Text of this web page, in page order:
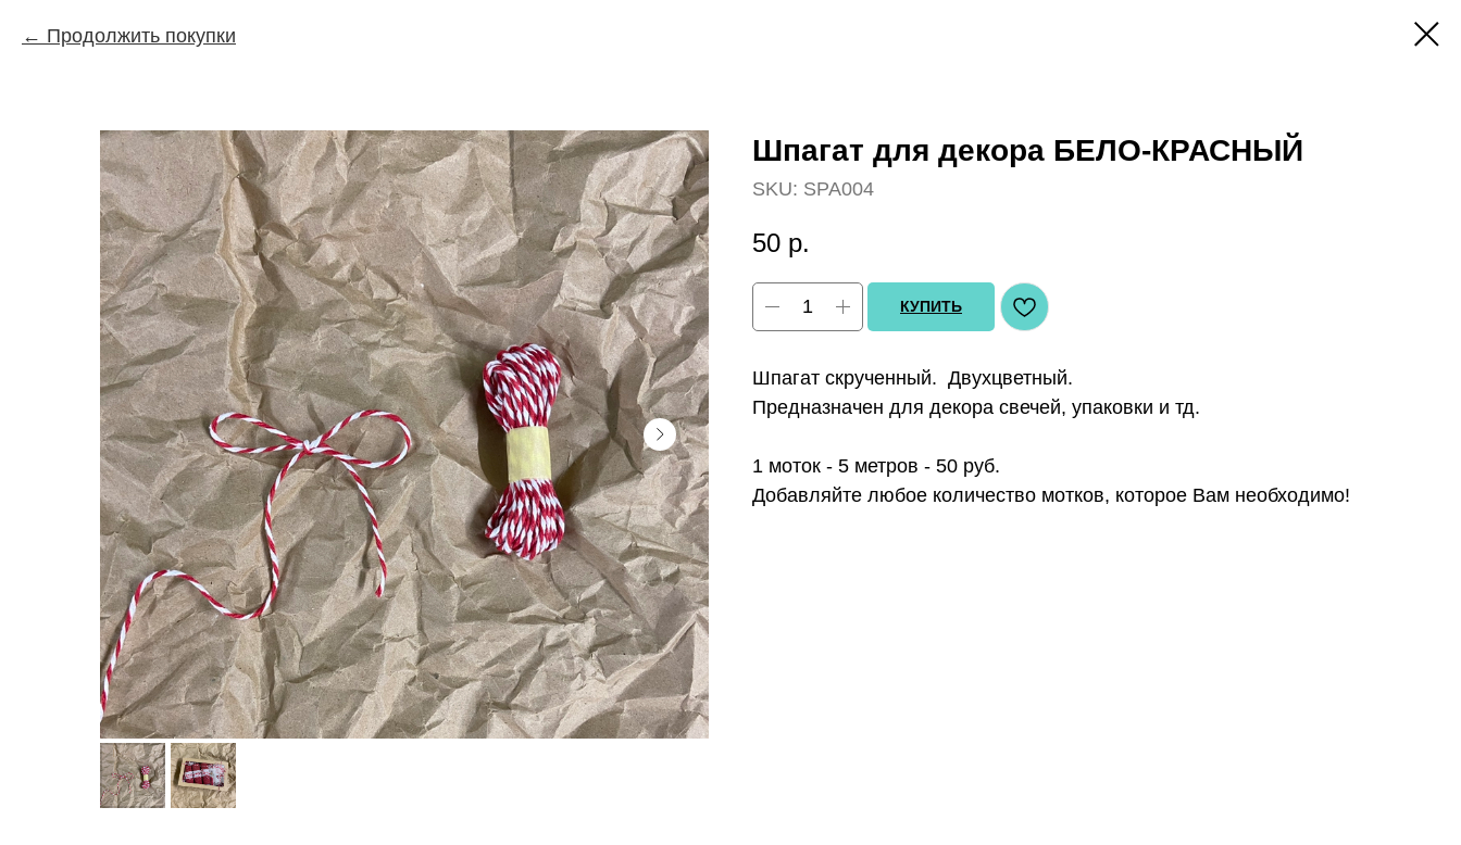
Продолжить покупки
Шпагат для декора БЕЛО-КРАСНЫЙ
SKU: SPA004
50 р.
КУПИТЬ
Шпагат скрученный. Двухцветный.
Предназначен для декора свечей, упаковки и тд.
1 моток - 5 метров - 50 руб.
Добавляйте любое количество мотков, которое Вам необходимо!